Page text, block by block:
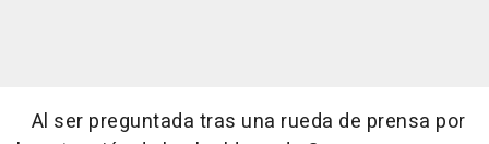
Al ser preguntada tras una rueda de prensa por